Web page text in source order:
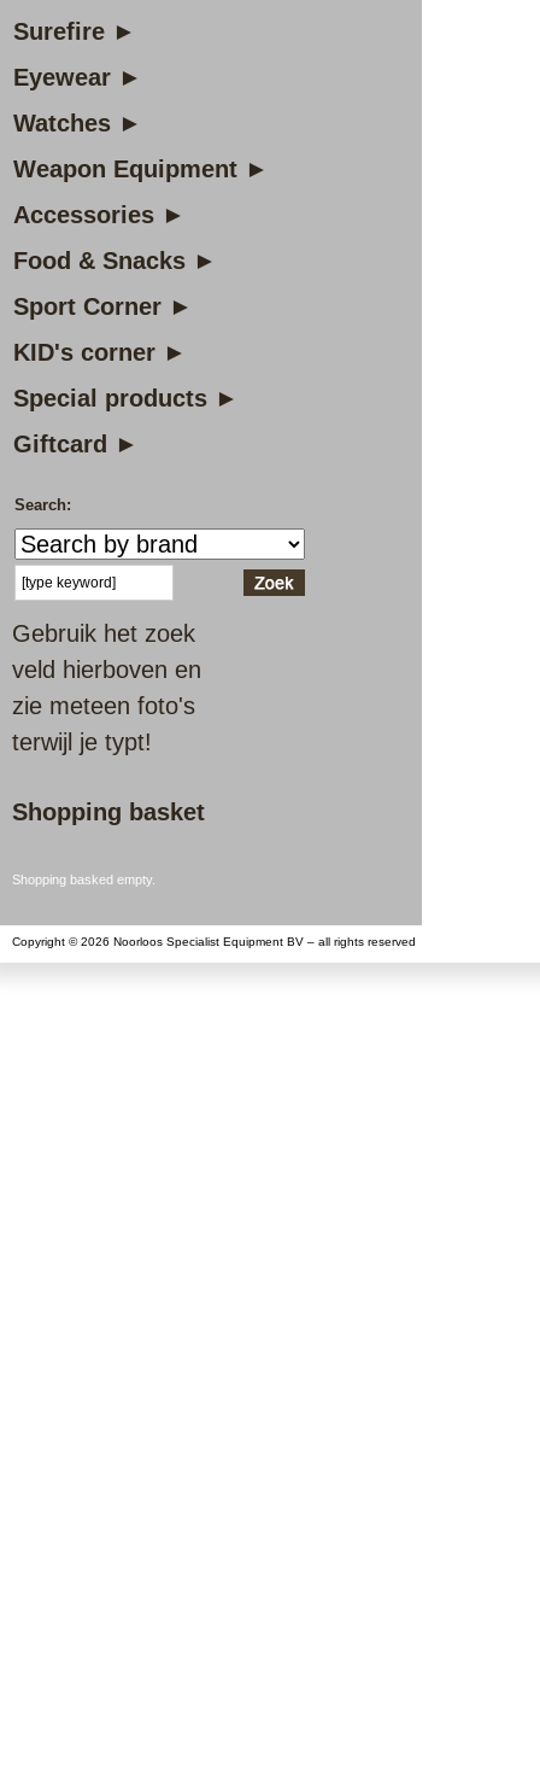
Surefire ►
Eyewear ►
Watches ►
Weapon Equipment ►
Accessories ►
Food & Snacks ►
Sport Corner ►
KID's corner ►
Special products ►
Giftcard ►
Search:
Gebruik het zoek
veld hierboven en
zie meteen foto's
terwijl je typt!
Shopping basket
Shopping basked empty.
Copyright © 2026 Noorloos Specialist Equipment BV – all rights reserved